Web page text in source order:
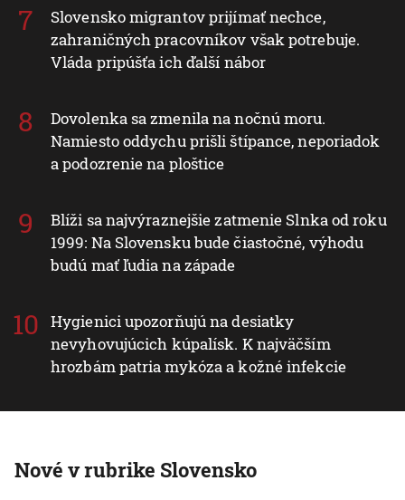
Slovensko migrantov prijímať nechce,
zahraničných pracovníkov však potrebuje.
Vláda pripúšťa ich ďalší nábor
Dovolenka sa zmenila na nočnú moru.
Namiesto oddychu prišli štípance, neporiadok
a podozrenie na ploštice
Blíži sa najvýraznejšie zatmenie Slnka od roku
1999: Na Slovensku bude čiastočné, výhodu
budú mať ľudia na západe
Hygienici upozorňujú na desiatky
nevyhovujúcich kúpalísk. K najväčším
hrozbám patria mykóza a kožné infekcie
Nové v rubrike Slovensko